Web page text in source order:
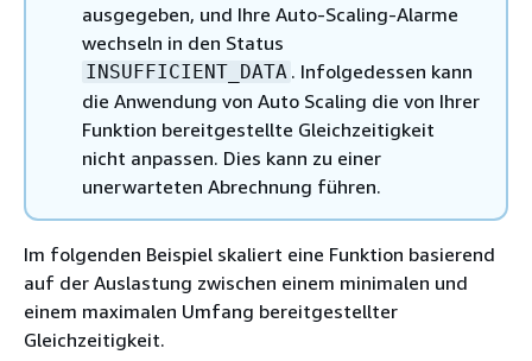
ausgegeben, und Ihre Auto-Scaling-Alarme
wechseln in den Status
INSUFFICIENT_DATA . Infolgedessen kann
die Anwendung von Auto Scaling die von Ihrer
Funktion bereitgestellte Gleichzeitigkeit
nicht anpassen. Dies kann zu einer
unerwarteten Abrechnung führen.
Im folgenden Beispiel skaliert eine Funktion basierend
auf der Auslastung zwischen einem minimalen und
einem maximalen Umfang bereitgestellter
Gleichzeitigkeit.